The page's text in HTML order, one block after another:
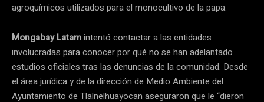
agroquímicos utilizados para el monocultivo de la papa.
Mongabay Latamintentó contactar a las entidades
involucradas para conocer por qué no se han adelantado
estudios oficiales tras las denuncias de la comunidad. Desde
el área jurídica y de la dirección de Medio Ambiente del
Ayuntamiento de Tlalnelhuayocan aseguraron que le “dieron